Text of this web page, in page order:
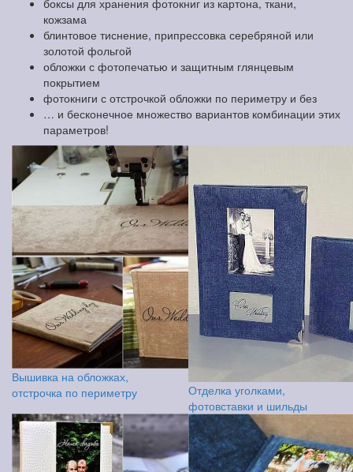
боксы для хранения фотокниг из картона, ткани,
кожзама
блинтовое тиснение, припрессовка серебряной или
золотой фольгой
обложки с фотопечатью и защитным глянцевым
покрытием
фотокниги с отстрочкой обложки по периметру и без
… и бесконечное множество вариантов комбинации этих
параметров!
Вышивка на обложках,
отстрочка по периметру
Отделка уголками,
фотовставки и шильды